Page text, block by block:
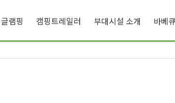
글램핑 캠핑트레일러 부대시설 소개 바베